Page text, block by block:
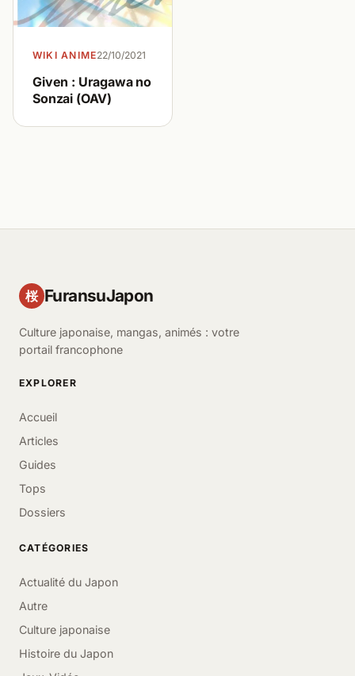
WIKI ANIME22/10/2021
Given : Uragawa no
Sonzai (OAV)
桜 FuransuJapon
Culture japonaise, mangas, animés : votre
portail francophone
EXPLORER
Accueil
Articles
Guides
Tops
Dossiers
CATÉGORIES
Actualité du Japon
Autre
Culture japonaise
Histoire du Japon